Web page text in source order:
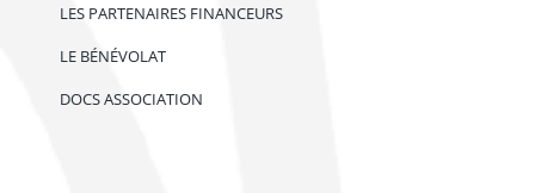
LES PARTENAIRES FINANCEURS
LE BÉNÉVOLAT
DOCS ASSOCIATION